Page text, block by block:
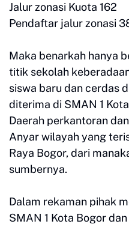
Jalur zonasi Kuota 162
Pendaftar jalur zonasi
Maka benarkah hanya
titik sekolah
siswa baru dan cerdas
diterima di SMAN 1
Daerah perkantoran
Anyar wilayah yang
Raya Bogor, dari
sumbernya.
Dalam rekaman pihak
SMAN 1 Kota Bogor